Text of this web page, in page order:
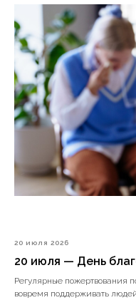
20 июля 2026
20 июля — День
Регулярные пожертвования
вовремя поддерживать